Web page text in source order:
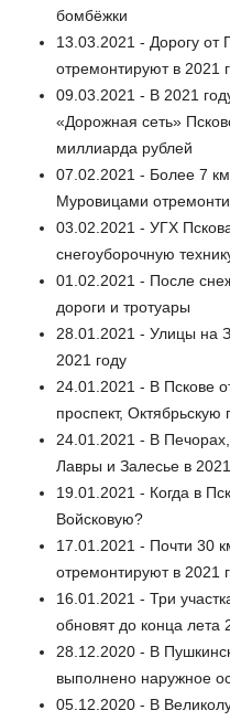
бомбёжки
13.03.2021 - Дорогу от
отремонтируют в 2021
09.03.2021 - В 2021
«Дорожная сеть»
миллиарда рублей
07.02.2021 - Более 7
Муровицами
03.02.2021 - УГХ
снегоуборочную
01.02.2021 - После
дороги и тротуары
28.01.2021 - Улицы на
2021 году
24.01.2021 - В Пскове
проспект,
24.01.2021 - В
Лавры и Залесье в
19.01.2021 - Когда в
Войсковую?
17.01.2021 - Почти 30
отремонтируют в 2021
16.01.2021 - Три
обновят до конца лета
28.12.2020 - В
выполнено наружное
05.12.2020 - В